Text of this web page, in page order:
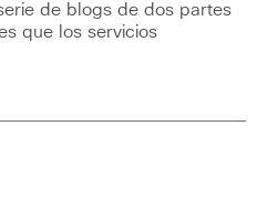
de blogs de dos partes
que los servicios